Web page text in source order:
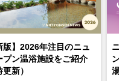
版】2026年注目のニュ
プン温浴施設をご紹介
更新）